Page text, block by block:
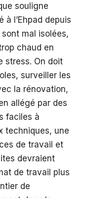
souligne
à l’Ehpad depuis
mal isolées,
chaud en
stress. On doit
surveiller les
la rénovation,
allégé par des
faciles à
techniques, une
de travail et
devraient
de travail plus
de